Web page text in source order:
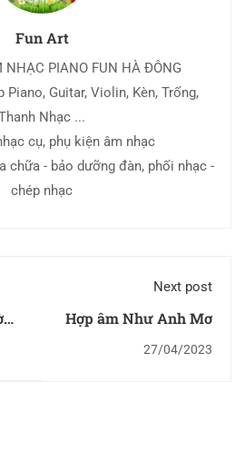
Fun Art
NHẠC PIANO FUN HÀ ĐÔNG
Piano, Guitar, Violin, Kèn, Trống,
Nhạc ...
cụ, phụ kiện âm nhạc
chữa - bảo dưỡng đàn, phối nhạc -
chép nhạc
Next post
Hợp âm Như Anh Mơ
27/04/2023